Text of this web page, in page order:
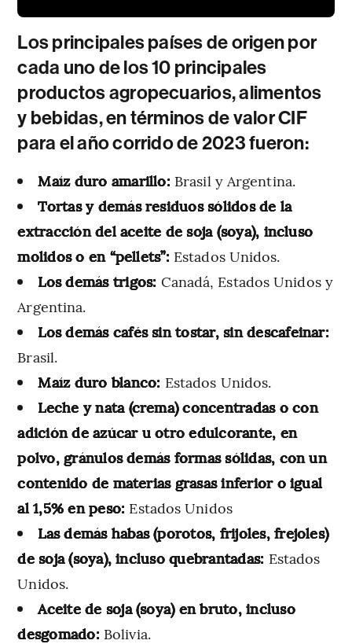
Los principales países de origen por
cada uno de los 10 principales
productos agropecuarios, alimentos
y bebidas, en términos de valor CIF
para el año corrido de 2023 fueron:
Maíz duro amarillo: Brasil y Argentina.
Tortas y demás residuos sólidos de la
extracción del aceite de soja (soya), incluso
molidos o en “pellets”: Estados Unidos.
Los demás trigos: Canadá, Estados Unidos y
Argentina.
Los demás cafés sin tostar, sin descafeinar:
Brasil.
Maíz duro blanco: Estados Unidos.
Leche y nata (crema) concentradas o con
adición de azúcar u otro edulcorante, en
polvo, gránulos demás formas sólidas, con un
contenido de materias grasas inferior o igual
al 1,5% en peso: Estados Unidos
Las demás habas (porotos, frijoles, frejoles)
de soja (soya), incluso quebrantadas: Estados
Unidos.
Aceite de soja (soya) en bruto, incluso
desgomado: Bolivia.